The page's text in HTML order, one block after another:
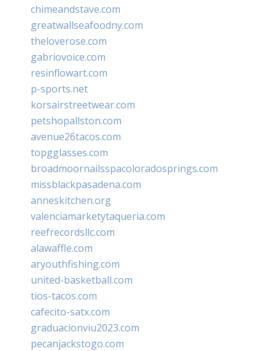
chimeandstave.com
greatwallseafoodny.com
theloverose.com
gabriovoice.com
resinflowart.com
p-sports.net
korsairstreetwear.com
petshopallston.com
avenue26tacos.com
topgglasses.com
broadmoornailsspacoloradosprings.com
missblackpasadena.com
anneskitchen.org
valenciamarketytaqueria.com
reefrecordsllc.com
alawaffle.com
aryouthfishing.com
united-basketball.com
tios-tacos.com
cafecito-satx.com
graduacionviu2023.com
pecanjackstogo.com